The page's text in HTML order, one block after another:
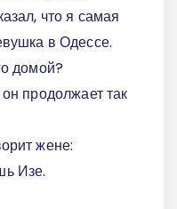
что я самая
в Одессе.
домой?
продолжает так
жене:
Изе.